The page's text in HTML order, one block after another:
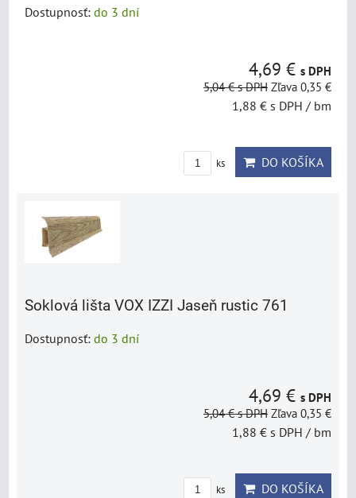
Dostupnosť: do 3 dní
4,69 € s DPH
5,04 €s DPH Zľava 0,35 €
1,88 € s DPH / bm
ks DO KOŠÍKA
Soklová lišta VOX IZZI Jaseň rustic 761
Dostupnosť: do 3 dní
4,69 € s DPH
5,04 €s DPH Zľava 0,35 €
1,88 € s DPH / bm
ks DO KOŠÍKA